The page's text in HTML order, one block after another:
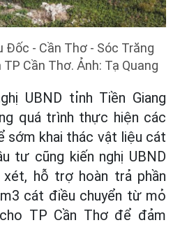
Đốc - Cần Thơ - Sóc Trăng
Cần Thơ. Ảnh: Tạ Quang
UBND tỉnh Tiền Giang
quá trình thực hiện các
sớm khai thác vật liệu cát
tư cũng kiến nghị UBND
xét, hỗ trợ hoàn trả phần
cát điều chuyển từ mỏ
TP Cần Thơ để đảm